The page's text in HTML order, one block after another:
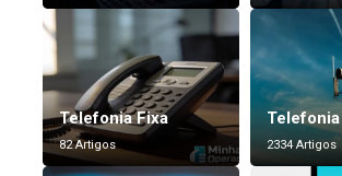
Telefonia Fixa
82 Artigos 2334 Artigos